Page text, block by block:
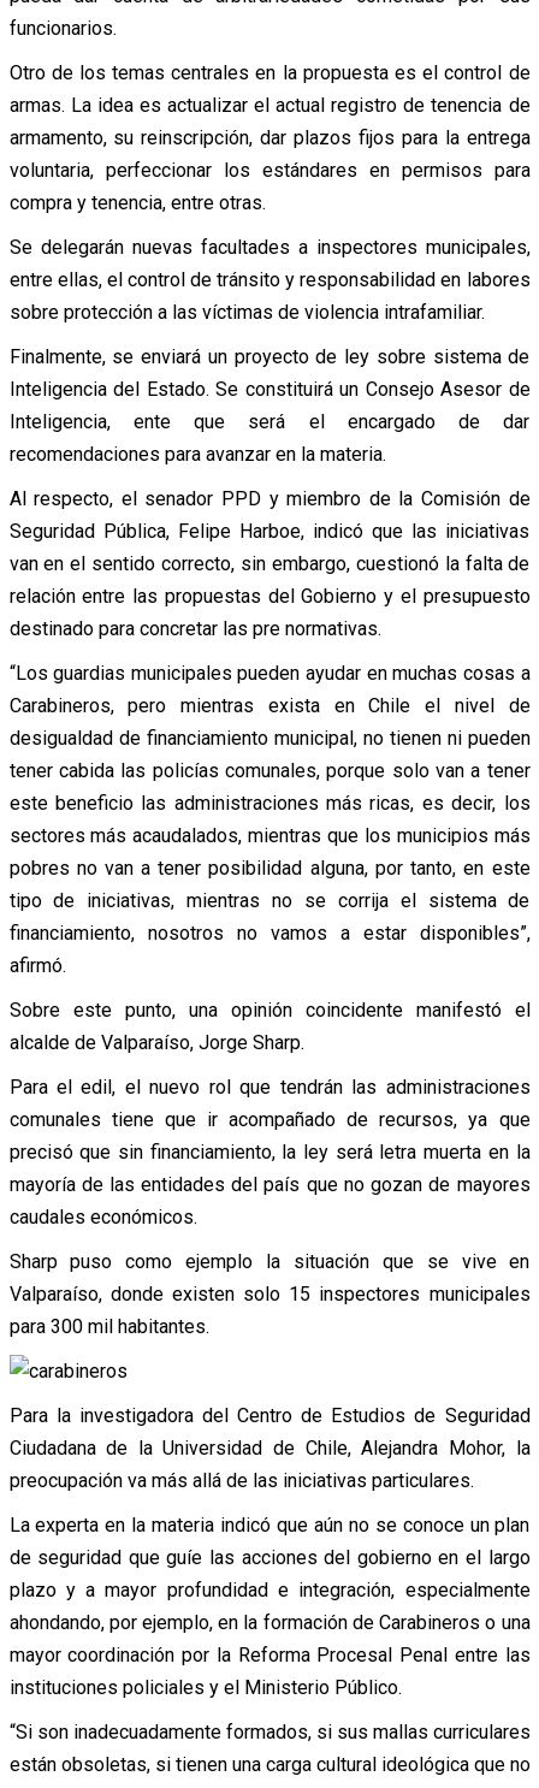
funcionarios.
Otro de los temas centrales en la propuesta es el control de
armas. La idea es actualizar el actual registro de tenencia de
armamento, su reinscripción, dar plazos fijos para la entrega
voluntaria, perfeccionar los estándares en permisos para
compra y tenencia, entre otras.
Se delegarán nuevas facultades a inspectores municipales,
entre ellas, el control de tránsito y responsabilidad en labores
sobre protección a las víctimas de violencia intrafamiliar.
Finalmente, se enviará un proyecto de ley sobre sistema de
Inteligencia del Estado. Se constituirá un Consejo Asesor de
Inteligencia, ente que será el encargado de dar
recomendaciones para avanzar en la materia.
Al respecto, el senador PPD y miembro de la Comisión de
Seguridad Pública, Felipe Harboe, indicó que las iniciativas
van en el sentido correcto, sin embargo, cuestionó la falta de
relación entre las propuestas del Gobierno y el presupuesto
destinado para concretar las pre normativas.
“Los guardias municipales pueden ayudar en muchas cosas a
Carabineros, pero mientras exista en Chile el nivel de
desigualdad de financiamiento municipal, no tienen ni pueden
tener cabida las policías comunales, porque solo van a tener
este beneficio las administraciones más ricas, es decir, los
sectores más acaudalados, mientras que los municipios más
pobres no van a tener posibilidad alguna, por tanto, en este
tipo de iniciativas, mientras no se corrija el sistema de
financiamiento, nosotros no vamos a estar disponibles”,
afirmó.
Sobre este punto, una opinión coincidente manifestó el
alcalde de Valparaíso, Jorge Sharp.
Para el edil, el nuevo rol que tendrán las administraciones
comunales tiene que ir acompañado de recursos, ya que
precisó que sin financiamiento, la ley será letra muerta en la
mayoría de las entidades del país que no gozan de mayores
caudales económicos.
Sharp puso como ejemplo la situación que se vive en
Valparaíso, donde existen solo 15 inspectores municipales
para 300 mil habitantes.
Para la investigadora del Centro de Estudios de Seguridad
Ciudadana de la Universidad de Chile, Alejandra Mohor, la
preocupación va más allá de las iniciativas particulares.
La experta en la materia indicó que aún no se conoce un plan
de seguridad que guíe las acciones del gobierno en el largo
plazo y a mayor profundidad e integración, especialmente
ahondando, por ejemplo, en la formación de Carabineros o una
mayor coordinación por la Reforma Procesal Penal entre las
instituciones policiales y el Ministerio Público.
“Si son inadecuadamente formados, si sus mallas curriculares
están obsoletas, si tienen una carga cultural ideológica que no